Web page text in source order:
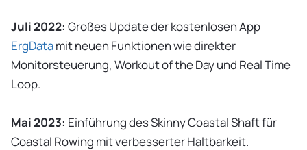
Juli 2022: Großes Update der kostenlosen App
ErgDatamit neuen Funktionen wie direkter
Monitorsteuerung, Workout of the Day und Real Time
Loop.
Mai 2023: Einführung des Skinny Coastal Shaft für
Coastal Rowing mit verbesserter Haltbarkeit.